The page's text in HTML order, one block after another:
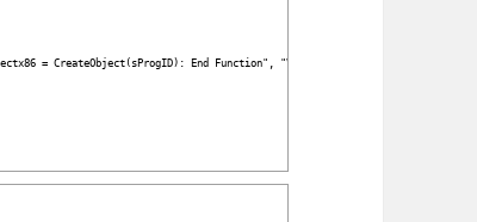
= CreateObject(sProgID): End Function", "VBScript"